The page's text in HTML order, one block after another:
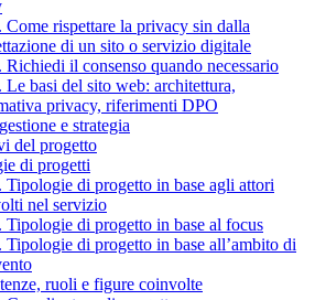
Come rispettare la privacy sin dalla
di un sito o servizio digitale
Richiedi il consenso quando necessario
Le basi del sito web: architettura,
privacy, riferimenti DPO
e strategia
del progetto
di progetti
Tipologie di progetto in base agli attori
nel servizio
Tipologie di progetto in base al focus
Tipologie di progetto in base all’ambito di
ruoli e figure coinvolte